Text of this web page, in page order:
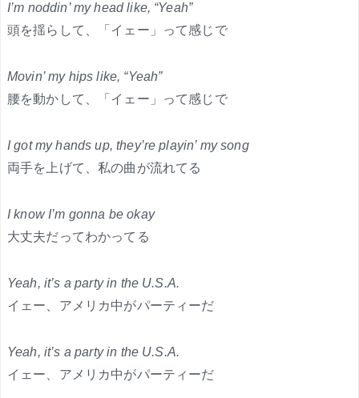
I’m noddin’ my head like, “Yeah”
頭を揺らして、「イェー」って感じで
Movin’ my hips like, “Yeah”
腰を動かして、「イェー」って感じで
I got my hands up, they’re playin’ my song
両手を上げて、私の曲が流れてる
I know I’m gonna be okay
大丈夫だってわかってる
Yeah, it’s a party in the U.S.A.
イェー、アメリカ中がパーティーだ
Yeah, it’s a party in the U.S.A.
イェー、アメリカ中がパーティーだ